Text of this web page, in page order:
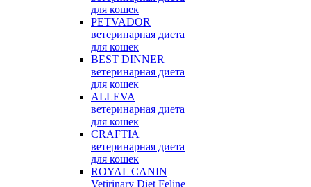
для кошек
PETVADOR
ветеринарная диета
для кошек
BEST DINNER
ветеринарная диета
для кошек
ALLEVA
ветеринарная диета
для кошек
CRAFTIA
ветеринарная диета
для кошек
ROYAL CANIN
Vetirinary Diet Feline